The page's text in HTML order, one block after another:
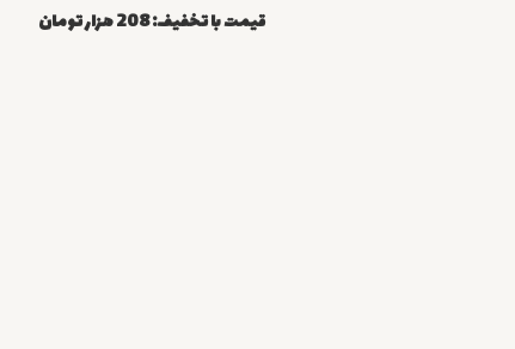
قیمت با تخفیف: 208 هزار تومان